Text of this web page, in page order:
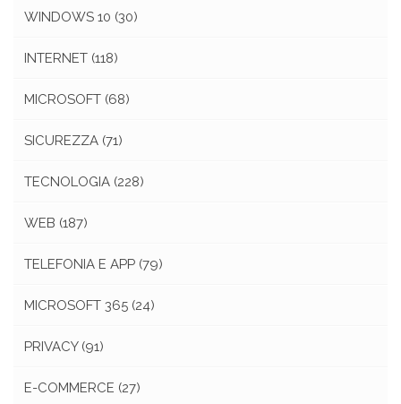
WINDOWS 10 (30)
INTERNET (118)
MICROSOFT (68)
SICUREZZA (71)
TECNOLOGIA (228)
WEB (187)
TELEFONIA E APP (79)
MICROSOFT 365 (24)
PRIVACY (91)
E-COMMERCE (27)